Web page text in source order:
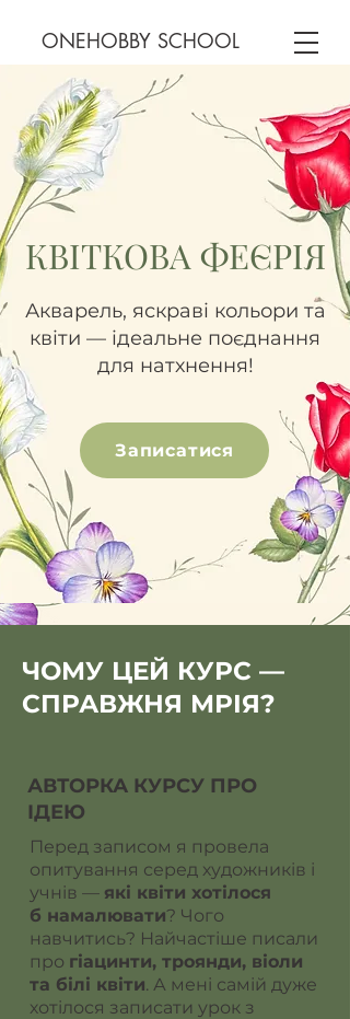
ONEHOBBY SCHOOL
КВІТКОВА ФЕЄРІЯ
Акварель, яскраві кольори та
квіти — ідеальне поєднання
для натхнення!
Записатися
ЧОМУ ЦЕЙ КУРС —
СПРАВЖНЯ МРІЯ?
АВТОРКА КУРСУ ПРО
ІДЕЮ
Перед записом я провела
опитування серед художників і
учнів — які квіти хотілося
б намалювати? Чого
навчитись? Найчастіше писали
про гіацинти, троянди, віоли
та білі квіти. А мені самій дуже
хотілося записати урок з